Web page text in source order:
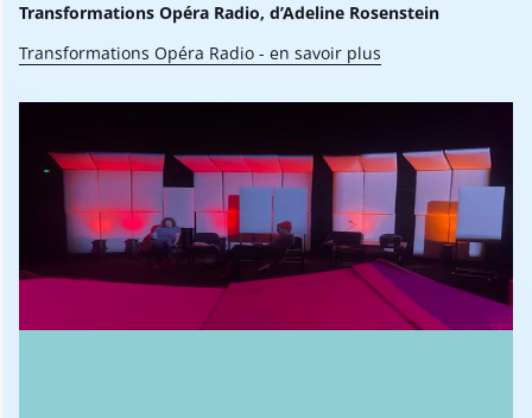
Transformations Opéra Radio, d’Adeline Rosenstein
Transformations Opéra Radio - en savoir plus